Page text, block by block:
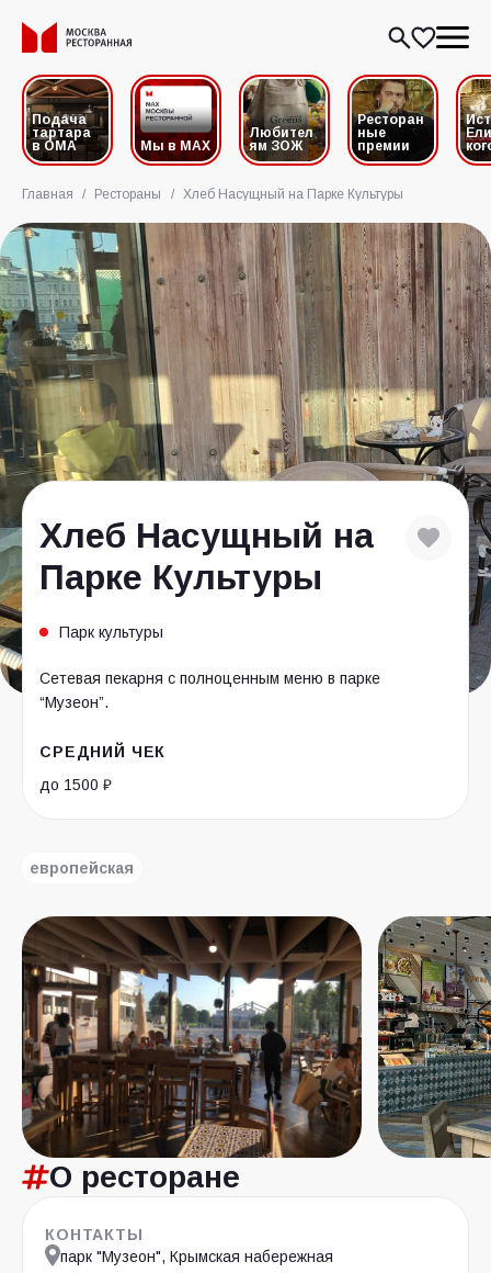
Подача
тартара
в ОМА
Мы в MAX
Любител
ям ЗОЖ
Ресторан
ные
премии
Главная / Рестораны / Хлеб Насущный на Парке Культуры
Хлеб Насущный на
Парке Культуры
Парк культуры
Сетевая пекарня с полноценным меню в парке
“Музеон”.
СРЕДНИЙ ЧЕК
до 1500 ₽
европейская
О ресторане
КОНТАКТЫ
парк "Музеон", Крымская набережная